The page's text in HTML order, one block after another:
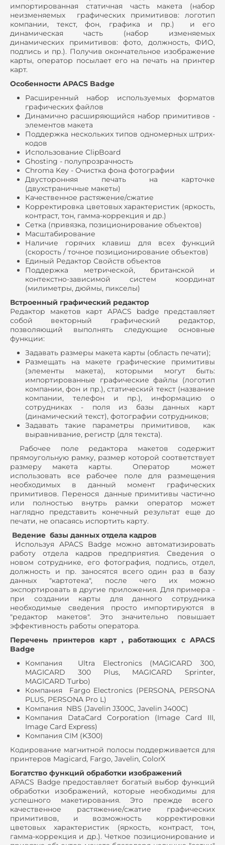
импортированная статичная часть макета (набор
неизменяемых графических примитивов: логотип
компании, текст, фон, графика и пр.) и его
динамическая часть (набор изменяемых
динамических примитивов: фото, должность, ФИО,
подпись и пр.). Получив окончательное изображение
карты, оператор посылает его на печать на принтер
карт.
Особенности APACS Badge
Расширенный набор используемых форматов
графических файлов
Динамично расширяющийся набор примитивов -
элементов макета
Поддержка нескольких типов одномерных штрих-
кодов
Использование ClipBoard
Ghosting - полупрозрачность
Chroma Key - Очистка фона фотографии
Двусторонняя печать на карточке
(двухстраничные макеты)
Качественное растяжение/сжатие
Корректировка цветовых характеристик (яркость,
контраст, тон, гамма-коррекция и др.)
Сетка (привязка, позиционирование объектов)
Масштабирование
Наличие горячих клавиш для всех функций
(скорость / точное позиционирование объектов)
Единый Редактор Свойств объектов
Поддержка метрической, британской и
контекстно-зависимой систем координат
(милиметры, дюймы, пикселы)
Встроенный графический редактор
Редактор макетов карт APACS badge представляет
собой векторный графический редактор,
позволяющий выполнять следующие основные
функции:
Задавать размеры макета карты (область печати);
Размещать на макете графические примитивы
(элементы макета), которыми могут быть:
импортированные графические файлы (логотип
компании, фон и пр.), статический текст (название
компании, телефон и пр.), информацию о
сотрудниках - поля из базы данных карт
(динамический текст), фотографии сотрудников;
Задавать такие параметры примитивов, как
выравнивание, регистр (для текста).
Рабочее поле редактора макетов содержит
прямоугольную рамку, размер которой соответствует
размеру макета карты. Оператор может
использовать все рабочее поле для размещения
необходимых в данный момент графических
примитивов. Перенося данные примитивы частично
или полностью внутрь рамки оператор может
наглядно представить конечный результат еще до
печати, не опасаясь испортить карту.
Ведение базы данных отдела кадров
Используя APACS Badge можно автоматизировать
работу отдела кадров предприятия. Сведения о
новом сотруднике, его фотография, подпись, отдел,
должность и пр. заносятся всего один раз в базу
данных "картотека", после чего их можно
экспортировать в другие приложения. Для примера -
при создании карты для данного сотрудника
необходимые сведения просто импортируются в
"редактор макетов". Это значительно повышает
эффективность работы оператора.
Перечень принтеров карт , работающих с APACS
Badge
Компания Ultra Electronics (MAGICARD 300,
MAGICARD 300 Plus, MAGICARD Sprinter,
MAGICARD Turbo)
Компания Fargo Electronics (PERSONA, PERSONA
PLUS, PERSONA Pro L)
Компания NBS (Javelin J300C, Javelin J400C)
Компания DataCard Corporation (Image Card III,
Image Card Express)
Компания CIM (K300)
Кодирование магнитной полосы поддерживается для
принтеров Magicard, Fargo, Javelin, ColorX
Богатство функций обработки изображений
APACS Badge предоставляет богатый выбор функций
обработки изображений, которые необходимы для
успешного макетирования. Это прежде всего
качественное растяжение/сжатие графических
примитивов, и возможность корректировки
цветовых характеристик (яркость, контраст, тон,
гамма-коррекция и др.). Четкое позиционирование и